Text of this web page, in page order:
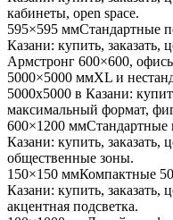
кабинеты, open space.
595×595 ммСтандартные
Казани: купить, заказать,
Армстронг 600×600,
5000×5000 ммXL и
5000x5000 в Казани:
максимальный формат,
600×1200 ммСтандартные
Казани: купить, заказать,
общественные зоны.
150×150 ммКомпактные
Казани: купить, заказать,
акцентная подсветка.